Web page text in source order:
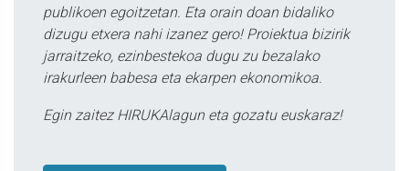
publikoen egoitzetan. Eta orain doan bidaliko
dizugu etxera nahi izanez gero! Proiektua bizirik
jarraitzeko, ezinbestekoa dugu zu bezalako
irakurleen babesa eta ekarpen ekonomikoa.
Egin zaitez HIRUKAlagun eta gozatu euskaraz!